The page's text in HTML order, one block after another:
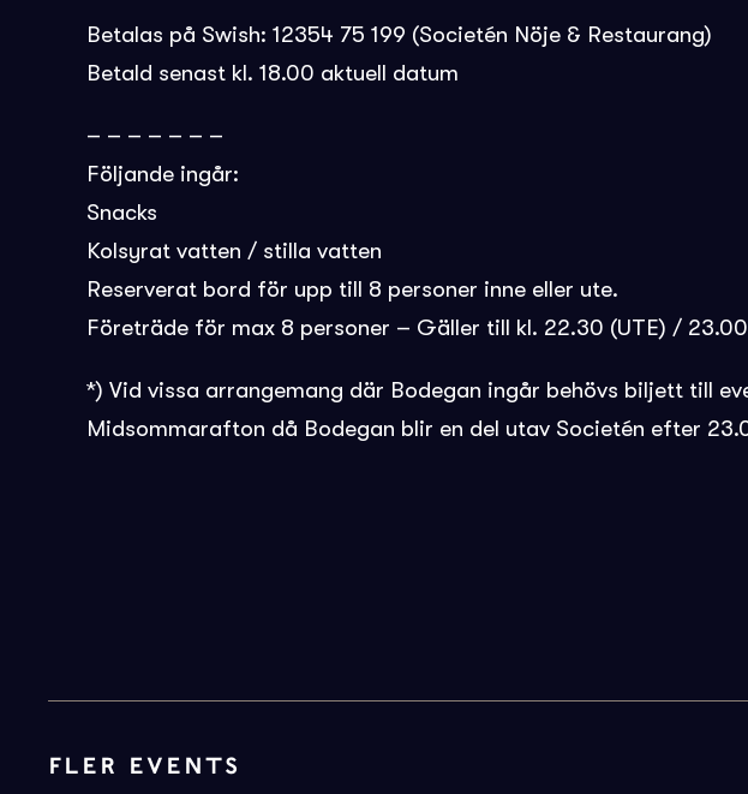
Betalas på Swish: 12354 75 199 (Societén Nöje & Restaurang)
Betald senast kl. 18.00 aktuell datum
– – – – – – –
Följande ingår:
Snacks
Kolsyrat vatten / stilla vatten
Reserverat bord för upp till 8 personer inne eller ute.
Företräde för max 8 personer – Gäller till kl. 22.30 (UTE) / 23.00
*) Vid vissa arrangemang där Bodegan ingår behövs biljett till
Midsommarafton då Bodegan blir en del utav Societén efter
FLER EVENTS